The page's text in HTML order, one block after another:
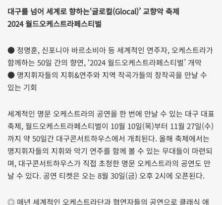
대구를 넘어 세계로 향하는‘글로컬(Glocal)’ 교향악 축제
2024 월드오케스트라페스티벌
● 정명훈, 신포니아 바르소비아 등 세계적인 연주자, 오케스트라가
함께하는 50일 간의 향연, ‘2024 월드오케스트라페스티벌’ 개막
● 명지휘자들의 지휘&연주와 지역 작곡가들의 창작곡을 만날 수
있는 기회
세계적인 명문 오케스트라의 공연을 한 번에 만날 수 있는 대구 대표
축제, 월드오케스트라페스티벌이 10월 10일(목)부터 11월 27일(수)
까지 약 50일간 대구콘서트하우스에서 개최된다. 올해 축제에서는
명지휘자들의 지휘와 악기 연주를 함께 볼 수 있는 무대들이 마련되
며, 대구콘서트하우스가 직접 초청한 명문 오케스트라의 공연도 만
날 수 있다. 공연 티켓은 오는 8월 30일(금) 오후 2시에 오픈된다.
◎ 매년 세계적인 오케스트라단과 협연자들의 공연으로 클래식 애